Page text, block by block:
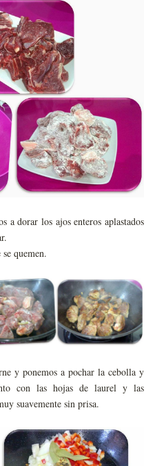
a dorar los ajos enteros aplastados
quemen.
y ponemos a pochar la cebolla y
con las hojas de laurel y las
suavemente sin prisa.